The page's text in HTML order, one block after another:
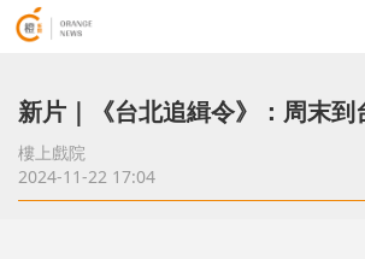
新片｜《台北追緝令》：周末到
樓上戲院
2024-11-22 17:04